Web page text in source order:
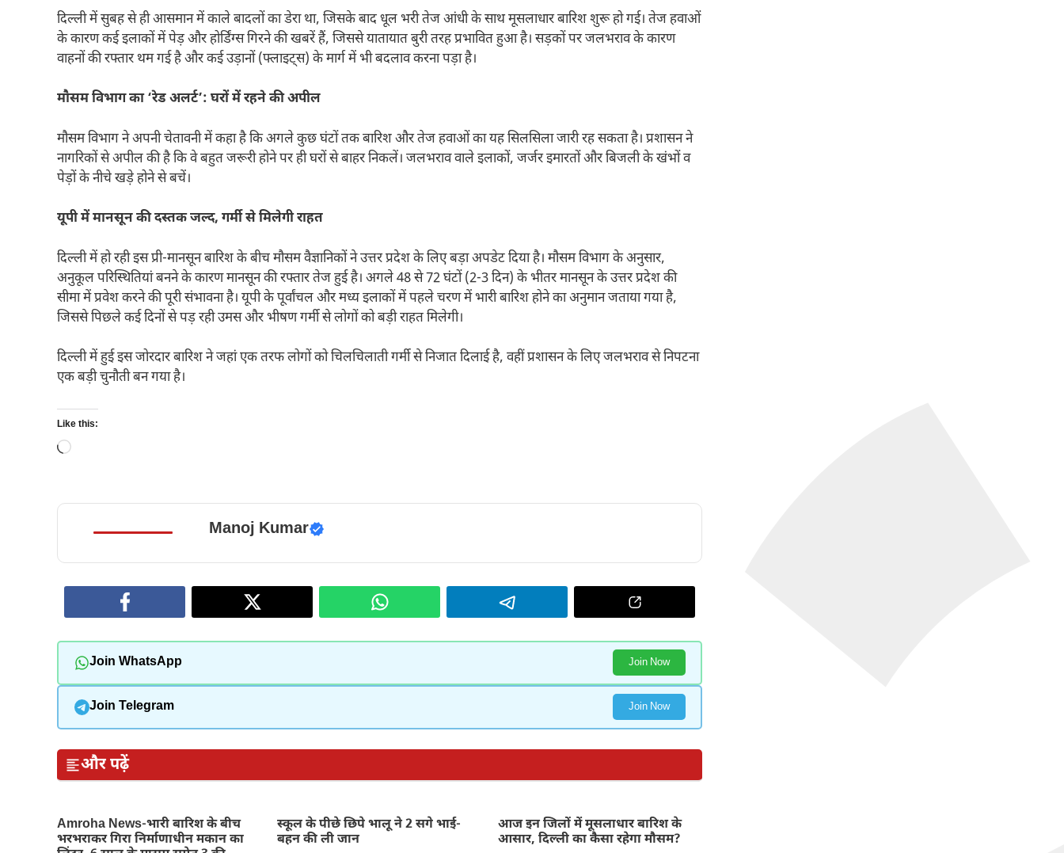
दिल्ली में सुबह से ही आसमान में काले बादलों का डेरा था, जिसके बाद धूल भरी तेज आंधी के साथ मूसलाधार बारिश शुरू हो गई। तेज हवाओं
के कारण कई इलाकों में पेड़ और होर्डिंग्स गिरने की खबरें हैं, जिससे यातायात बुरी तरह प्रभावित हुआ है। सड़कों पर जलभराव के कारण
वाहनों की रफ्तार थम गई है और कई उड़ानों (फ्लाइट्स) के मार्ग में भी बदलाव करना पड़ा है।
मौसम विभाग का ‘रेड अलर्ट’: घरों में रहने की अपील
मौसम विभाग ने अपनी चेतावनी में कहा है कि अगले कुछ घंटों तक बारिश और तेज हवाओं का यह सिलसिला जारी रह सकता है। प्रशासन ने
नागरिकों से अपील की है कि वे बहुत जरूरी होने पर ही घरों से बाहर निकलें। जलभराव वाले इलाकों, जर्जर इमारतों और बिजली के खंभों व
पेड़ों के नीचे खड़े होने से बचें।
यूपी में मानसून की दस्तक जल्द, गर्मी से मिलेगी राहत
दिल्ली में हो रही इस प्री-मानसून बारिश के बीच मौसम वैज्ञानिकों ने उत्तर प्रदेश के लिए बड़ा अपडेट दिया है। मौसम विभाग के अनुसार,
अनुकूल परिस्थितियां बनने के कारण मानसून की रफ्तार तेज हुई है। अगले 48 से 72 घंटों (2-3 दिन) के भीतर मानसून के उत्तर प्रदेश की
सीमा में प्रवेश करने की पूरी संभावना है। यूपी के पूर्वांचल और मध्य इलाकों में पहले चरण में भारी बारिश होने का अनुमान जताया गया है,
जिससे पिछले कई दिनों से पड़ रही उमस और भीषण गर्मी से लोगों को बड़ी राहत मिलेगी।
​दिल्ली में हुई इस जोरदार बारिश ने जहां एक तरफ लोगों को चिलचिलाती गर्मी से निजात दिलाई है, वहीं प्रशासन के लिए जलभराव से निपटना
एक बड़ी चुनौती बन गया है।
Like this:
Loading…
Manoj Kumar
Join WhatsApp Join Now
Join Telegram Join Now
और पढ़ें
Amroha News-भारी बारिश के बीच
भरभराकर गिरा निर्माणाधीन मकान का
स्कूल के पीछे छिपे भालू ने 2 सगे भाई-
बहन की ली जान
आज इन जिलों में मूसलाधार बारिश के
आसार, दिल्ली का कैसा रहेगा मौसम?